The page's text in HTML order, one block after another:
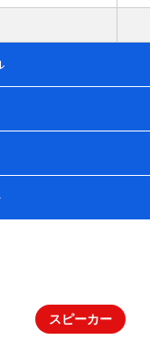
スピーカー